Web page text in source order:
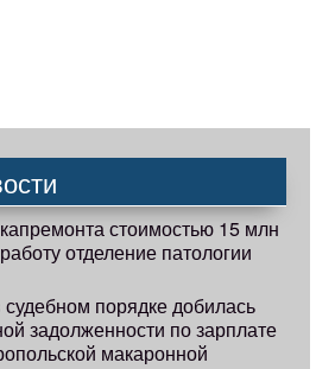
стоимостью 15 млн
отделение патологии
порядке добилась
задолженности по зарплате
макаронной